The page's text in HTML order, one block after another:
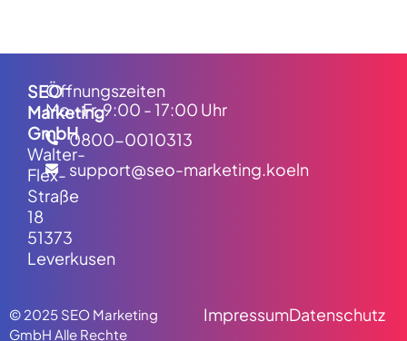
SEO
Marketing
GmbH
Walter-
Flex-
Straße
18
51373
Leverkusen
Öffnungszeiten
Mo.-Fr. 9:00 - 17:00 Uhr
0800-0010313
support@seo-marketing.koeln
© 2025 SEO Marketing
GmbH Alle Rechte
ImpressumDatenschutz